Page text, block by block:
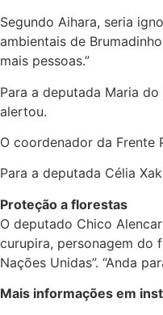
Segundo Aihara, seria
ambientais de
mais pessoas.”
Para a deputada Maria
alertou.
O coordenador da Frente
Para a deputada Célia
Proteção a florestas
O deputado Chico
curupira, personagem do
Nações Unidas”. “Anda
Mais informações em